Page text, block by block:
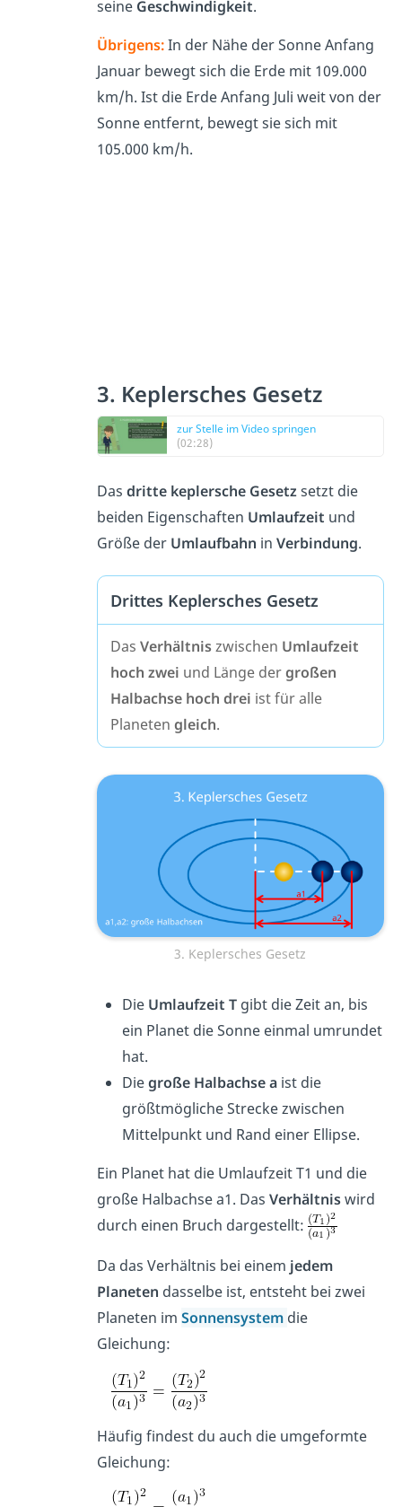
seine Geschwindigkeit.
Übrigens:In der Nähe der Sonne Anfang
Januar bewegt sich die Erde mit 109.000
km/h. Ist die Erde Anfang Juli weit von der
Sonne entfernt, bewegt sie sich mit
105.000 km/h.
3. Keplersches Gesetz
zur Stelle im Video springen
(02:28)
Das dritte keplersche Gesetzsetzt die
beiden Eigenschaften Umlaufzeit und
Größe der Umlaufbahn in Verbindung.
Drittes Keplersches Gesetz
Das Verhältniszwischen Umlaufzeit
hoch zwei und Länge dergroßen
Halbachse hoch drei ist für alle
Planeten gleich.
3. Keplersches Gesetz
Die Umlaufzeit Tgibt die Zeit an, bis
ein Planet die Sonne einmal umrundet
hat.
Diegroße Halbachse aist die
größtmögliche Strecke zwischen
Mittelpunkt und Rand einer Ellipse.
Ein Planet hat die Umlaufzeit T1 und die
große Halbachse a1. Das Verhältniswird
durch einen Bruch dargestellt:
Da das Verhältnis bei einem jedem
Planeten dasselbe ist, entsteht bei zwei
Planeten im Sonnensystem die
Gleichung:
Häufig findest du auch die umgeformte
Gleichung: